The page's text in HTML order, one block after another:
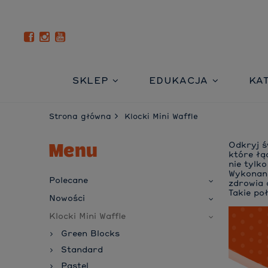
SKLEP EDUKACJA
Strona główna Klocki Mini Waffle
Menu
Polecane
Nowości
Klocki Mini Waffle
Green Blocks
Standard
Odkryj
które
nie tylko
zdrowia
Takie